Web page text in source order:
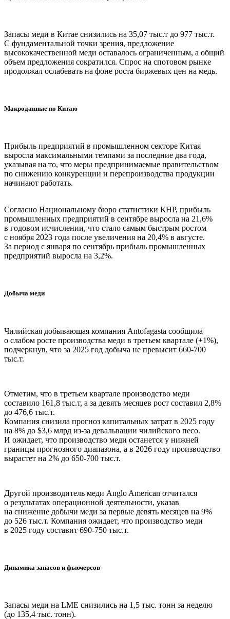
Запасы меди в Китае снизились на 35,07 тыс.т до 977 тыс.т.
С фундаментальной точки зрения, предложение
высококачественной меди оставалось ограниченным, а общий
объем предложения сократился. Спрос на спотовом рынке
продолжал ослабевать на фоне роста биржевых цен на медь.
Макроданные по Китаю
Прибыль предприятий в промышленном секторе Китая
выросла максимальными темпами за последние два года,
указывая на то, что меры предпринимаемые правительством
по снижению конкуренции и перепроизводства продукции
начинают работать.
Согласно Национальному бюро статистики КНР, прибыль
промышленных предприятий в сентябре выросла на 21,6%
в годовом исчислении, что стало самым быстрым ростом
с ноября 2023 года после увеличения на 20,4% в августе.
За период с января по сентябрь прибыль промышленных
предприятий выросла на 3,2%.
Добыча меди
Чилийская добывающая компания Antofagasta сообщила
о слабом росте производства меди в третьем квартале (+1%),
подчеркнув, что за 2025 год добыча не превысит 660-700
тыс.т.
Отметим, что в третьем квартале производство меди
составило 161,8 тыс.т, а за девять месяцев рост составил 2,8%
до 476,6 тыс.т.
Компания снизила прогноз капитальных затрат в 2025 году
на 8% до $3,6 млрд из-за девальвации чилийского песо.
И ожидает, что производство меди останется у нижней
границы прогнозного диапазона, а в 2026 году производство
вырастет на 2% до 650-700 тыс.т.
Другой производитель меди Anglo American отчитался
о результатах операционной деятельности, указав
на снижение добычи меди за первые девять месяцев на 9%
до 526 тыс.т. Компания ожидает, что производство меди
в 2025 году составит 690-750 тыс.т.
Динамика запасов и фьючерсов
Запасы меди на LME снизились на 1,5 тыс. тонн за неделю
(до 135,4 тыс. тонн).